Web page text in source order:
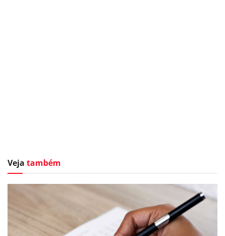
Veja também